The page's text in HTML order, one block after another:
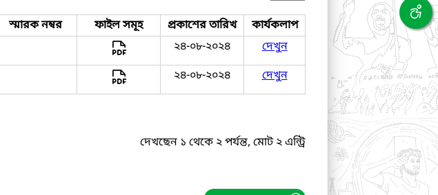
স্মারক নম্বর ফাইল সমূহ প্রকাশের তারিখ
কার্যকলাপ
২৪-০৮-২০২৪
দেখুন
২৪-০৮-২০২৪ দেখুন
দেখছেন ১ থেকে ২ পর্যন্ত, মোট ২ এন্ট্রি